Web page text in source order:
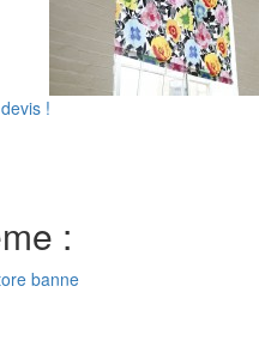
!
:
banne